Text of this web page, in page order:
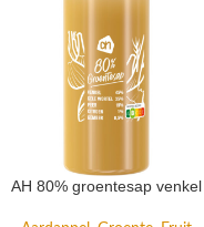
AH 80% groentesap venkel